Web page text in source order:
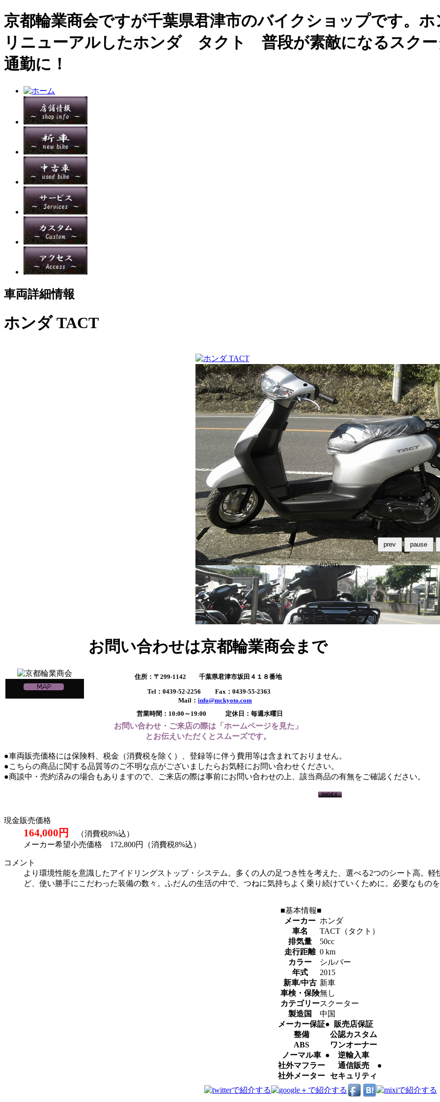
京都輪業商会ですが千葉県君津市のバイクショップです。
リニューアルしたホンダ タクト 普段が素敵になるスクー
通勤に！
車両詳細情報
ホンダ TACT
prev pause
gallery
お問い合わせは京都輪業商会まで
住所：〒299-1142 千葉県君津市坂田４１８番地
Tel：0439-52-2256 Fax：0439-55-2363
Mail： info@mckyoto.com
営業時間：10:00～19:00 定休日：毎週水曜日
お問い合わせ・ご来店の際は「ホームページを見た」
とお伝えいただくとスムーズです。
●車両販売価格には保険料、税金（消費税を除く）、登録等に伴う費用等は含まれておりません。
●こちらの商品に関する品質等のご不明な点がございましたらお気軽にお問い合わせください。
●商談中・売約済みの場合もありますので、ご来店の際は事前にお問い合わせの上、該当商品の有無をご確認ください。
現金販売価格
164,000円
（消費税8%込）
メーカー希望小売価格 172,800円（消費税8%込）
コメント
より環境性能を意識したアイドリングストップ・システム。多くの人の足つき性を考えた、選べる2つのシート高。
ど、使い勝手にこだわった装備の数々。ふだんの生活の中で、つねに気持ちよく乗り続けていくために。必要なもの
■基本情報■
メーカー ホンダ
車名
TACT（タクト）
排気量
50cc
走行距離 0 km
カラー
シルバー
年式
2015
新車/中古 新車
車検・保険無し
カテゴリースクーター
製造国
中国
メーカー保証● 販売店保証
整備
公認カスタム
ABS
ワンオーナー
ノーマル車 ●
逆輸入車
社外マフラー
通信販売
●
社外メーター
セキュリティ